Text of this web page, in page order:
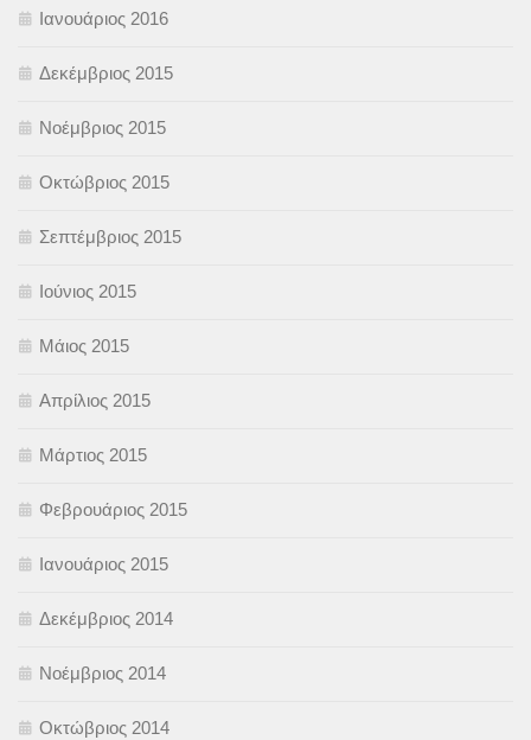
Ιανουάριος 2016
Δεκέμβριος 2015
Νοέμβριος 2015
Οκτώβριος 2015
Σεπτέμβριος 2015
Ιούνιος 2015
Μάιος 2015
Απρίλιος 2015
Μάρτιος 2015
Φεβρουάριος 2015
Ιανουάριος 2015
Δεκέμβριος 2014
Νοέμβριος 2014
Οκτώβριος 2014